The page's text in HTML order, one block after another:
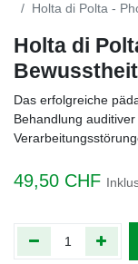
Holta di Polta -
Holta di
Bewusstheit
Das erfolgreiche
Behandlung
49,50 CHF